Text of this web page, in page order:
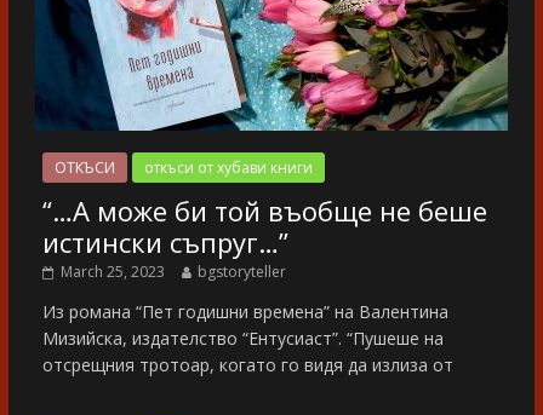
ОТКЪСИ откъси от хубави книги
“…А може би той въобще не беше
истински съпруг…”
March 25, 2023 bgstoryteller
Из романа “Пет годишни времена” на Валентина
Мизийска, издателство “Ентусиаст”. “Пушеше на
отсрещния тротоар, когато го видя да излиза от